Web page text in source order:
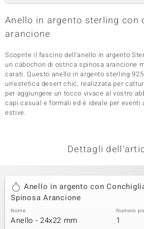
Anello in argento sterling con
arancione
Scoprite il fascino dell'anello in argento
un cabochon di ostrica spinosa arancione
carati. Questo anello in argento sterling
un'estetica desert chic, realizzata per
per aggiungere un tocco vivace al vostro
capi casual e formali ed è ideale per eventi
estive.
Dettagli
Anello in argento con
Spinosa Arancione
Nome
Anello - 24x22 mm
Numero
1